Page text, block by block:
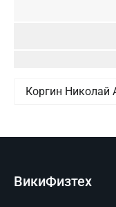
ВикиФизтех